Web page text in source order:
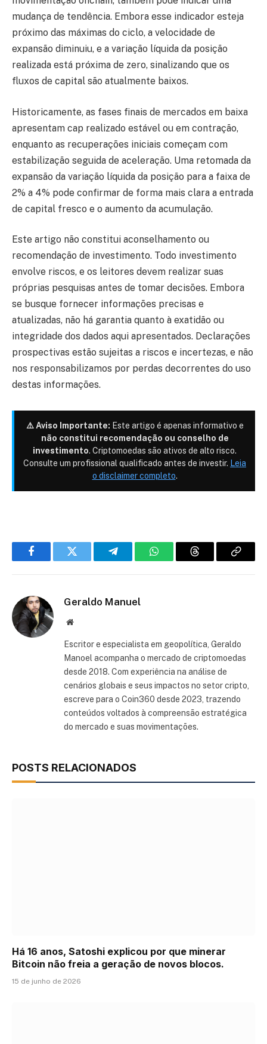
mudança de tendência. Embora esse indicador esteja
próximo das máximas do ciclo, a velocidade de
expansão diminuiu, e a variação líquida da posição
realizada está próxima de zero, sinalizando que os
fluxos de capital são atualmente baixos.
Historicamente, as fases finais de mercados em baixa
apresentam cap realizado estável ou em contração,
enquanto as recuperações iniciais começam com
estabilização seguida de aceleração. Uma retomada da
expansão da variação líquida da posição para a faixa de
2% a 4% pode confirmar de forma mais clara a entrada
de capital fresco e o aumento da acumulação.
Este artigo não constitui aconselhamento ou
recomendação de investimento. Todo investimento
envolve riscos, e os leitores devem realizar suas
próprias pesquisas antes de tomar decisões. Embora
se busque fornecer informações precisas e
atualizadas, não há garantia quanto à exatidão ou
integridade dos dados aqui apresentados. Declarações
prospectivas estão sujeitas a riscos e incertezas, e não
nos responsabilizamos por perdas decorrentes do uso
destas informações.
⚠️ Aviso Importante: Este artigo é apenas informativo e
não constitui recomendação ou conselho de
investimento. Criptomoedas são ativos de alto risco.
Consulte um profissional qualificado antes de investir. Leia
o disclaimer completo.
FacebookTwitter TelegramWhatsAppThreads Copiar
Geraldo Manuel
Site
Escritor e especialista em geopolítica, Geraldo
Manoel acompanha o mercado de criptomoedas
desde 2018. Com experiência na análise de
cenários globais e seus impactos no setor cripto,
escreve para o Coin360 desde 2023, trazendo
conteúdos voltados à compreensão estratégica
do mercado e suas movimentações.
POSTS RELACIONADOS
Há 16 anos, Satoshi explicou por que minerar
Bitcoin não freia a geração de novos blocos.
15 de junho de 2026